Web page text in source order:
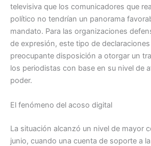
televisiva que los comunicadores que
político no tendrían un panorama
mandato. Para las organizaciones
de expresión, este tipo de
preocupante disposición a otorgar un
los periodistas con base en su nivel de
poder.
El fenómeno del acoso digital
La situación alcanzó un nivel de mayor
junio, cuando una cuenta de soporte a